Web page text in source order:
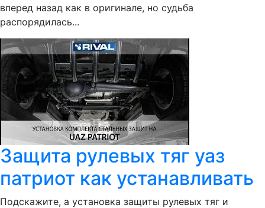
вперед назад как в оригинале, но судьба
распорядилась...
Защита рулевых тяг уаз
патриот как устанавливать
Подскажите, а установка защиты рулевых тяг и